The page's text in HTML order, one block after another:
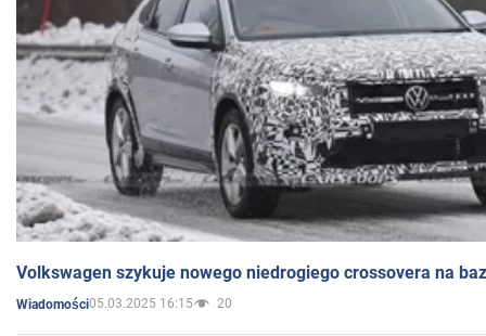
Volkswagen szykuje nowego niedrogiego crossovera na
Wiadomości05.03.2025 16:15 20